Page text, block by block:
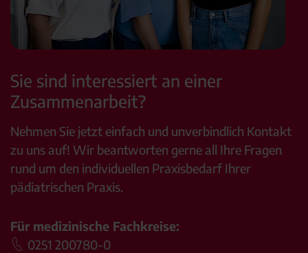
Sie sind interessiert an einer
Zusammenarbeit?
Nehmen Sie jetzt einfach und unverbindlich Kontakt
zu uns auf! Wir beantworten gerne all Ihre Fragen
rund um den individuellen Praxisbedarf Ihrer
pädiatrischen Praxis.
Für medizinische Fachkreise:
0251 200780-0